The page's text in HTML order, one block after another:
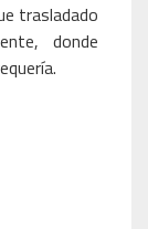
trasladado
donde